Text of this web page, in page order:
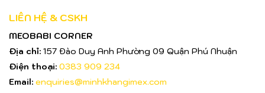
LIÊN HỆ & CSKH
MEOBABI CORNER
Địa chỉ: 157 Đào Duy Anh Phường 09 Quận Phú Nhuận
Điện thoại: 0383 909 234
Email: enquiries@minhkhangimex.com